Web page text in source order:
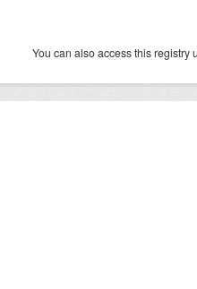
You can also access this registry